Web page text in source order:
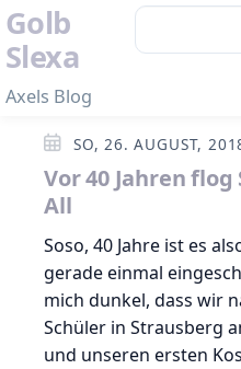
Golb
Slexa
Axels Blog
SO, 26. AUGUST,
Vor 40 Jahren
All
Soso, 40 Jahre ist es
gerade einmal
mich dunkel, dass wir
Schüler in Strausberg
und unseren ersten